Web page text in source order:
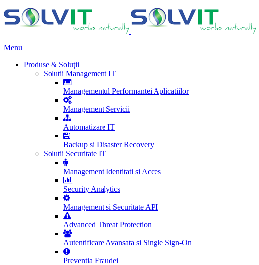
Menu
Produse & Soluţii
Solutii Management IT
Managementul Performantei Aplicatiilor
Management Servicii
Automatizare IT
Backup si Disaster Recovery
Solutii Securitate IT
Management Identitati si Acces
Security Analytics
Management si Securitate API
Advanced Threat Protection
Autentificare Avansata si Single Sign-On
Preventia Fraudei